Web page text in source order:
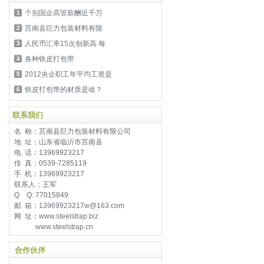
1 个别国企高管薪酬近千万
2 莒南县巨力包装材料有限
3 人民币汇率15次创新高 每
4 各种铁皮打包带
5 2012央企职工年平均工资是
6 铁皮打包带的材质是啥？
联系我们
名 称：莒南县巨力包装材料有限公司
地 址：山东省临沂市莒南县
电 话：13969923217
传 真：0539-7285119
手 机：13969923217
联系人：王军
Q Q: 77015849
邮 箱： 13969923217w@163.com
网 址： www.steelstrap.biz
www.steelstrap.cn
合作伙伴